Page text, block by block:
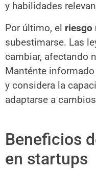
y habilidades
Por último, el riesgo
subestimarse. Las
cambiar, afectando
Manténte
y considera la
adaptarse a
Beneficios
en startups